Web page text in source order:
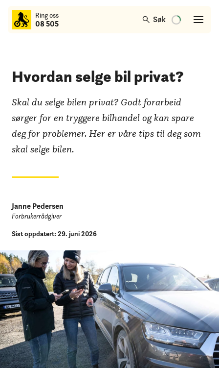
Ring oss
08 505 Søk
hovedinnhold
Hvordan selge bil privat?
Skal du selge bilen privat? Godt forarbeid
sørger for en tryggere bilhandel og kan spare
deg for problemer. Her er våre tips til deg som
skal selge bilen.
Janne Pedersen
Forbrukerrådgiver
Sist oppdatert: 29. juni 2026